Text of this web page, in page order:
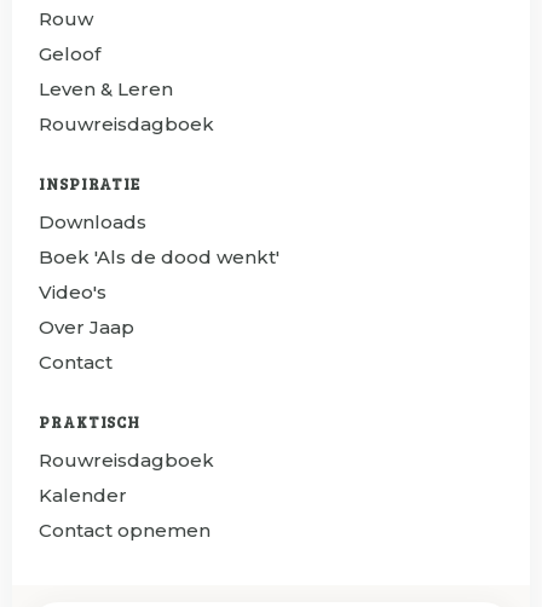
Rouw
Geloof
Leven & Leren
Rouwreisdagboek
INSPIRATIE
Downloads
Boek 'Als de dood wenkt'
Video's
Over Jaap
Contact
PRAKTISCH
Rouwreisdagboek
Kalender
Contact opnemen